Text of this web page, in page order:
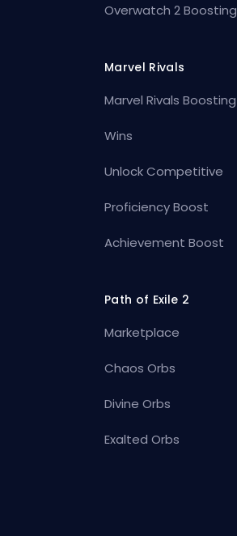
Overwatch 2 Boosting
Marvel Rivals
Marvel Rivals Boosting
Wins
Unlock Competitive
Proficiency Boost
Achievement Boost
Path of Exile 2
Marketplace
Chaos Orbs
Divine Orbs
Exalted Orbs